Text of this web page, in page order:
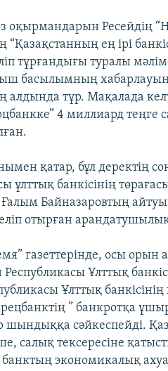
оқырмандарын Ресейдің
ең ірі
тұрғандығы туралы
басылымның
тұр. Мақалада
4 миллиард теңге
қатар, бұл деректің
ұлттық банкісінің
Ғалым Байназаровтың
отырған
газеттерінде, осы орын
Ұлттық
Ұлттық
” банкротқа
шындыққа сәйкеспейді.
салық тексересіне
банктың экономикалық